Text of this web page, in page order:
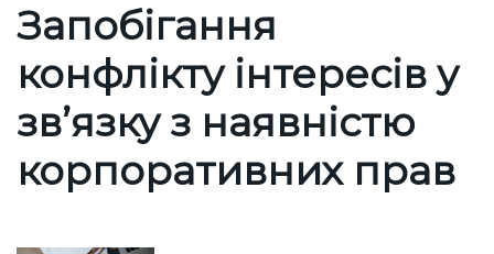
Запобігання
конфлікту інтересів у
зв’язку з наявністю
корпоративних прав